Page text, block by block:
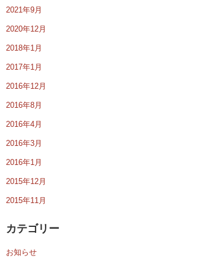
2021年9月
2020年12月
2018年1月
2017年1月
2016年12月
2016年8月
2016年4月
2016年3月
2016年1月
2015年12月
2015年11月
カテゴリー
お知らせ